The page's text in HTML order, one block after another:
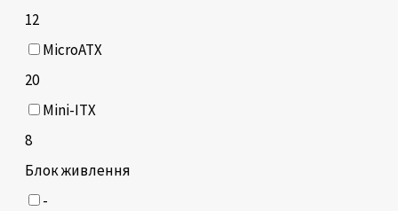
12
MicroATX
20
Mini-ITX
8
Блок живлення
-